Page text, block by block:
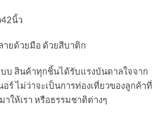
42นิ้ว
ายด้วยมือ ด้วยสีบาติก
บ สินค้าทุกชิ้นได้รับแรงบันดาลใจจาก
ร์ ไม่ว่าจะเป็นการท่องเที่ยวของลูกค้าที่
ให้เรา หรือธรรมชาติต่างๆ